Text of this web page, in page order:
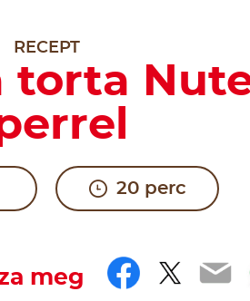
RECEPT
torta
20 perc
meg